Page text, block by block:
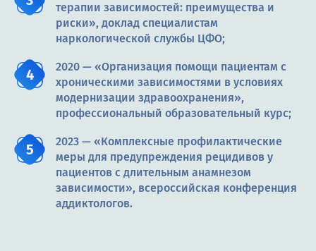
терапии зависимостей: преимущества и
риски», доклад специалистам
наркологической службы ЦФО;
2020 — «Организация помощи пациентам с
хроническими зависимостями в условиях
модернизации здравоохранения»,
профессиональный образовательный курс;
2023 — «Комплексные профилактические
меры для предупреждения рецидивов у
пациентов с длительным анамнезом
зависимости», всероссийская конференция
аддиктологов.